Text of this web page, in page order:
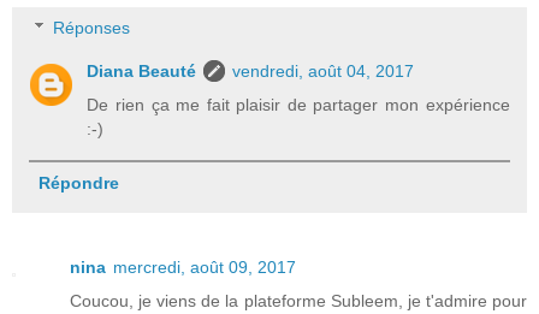
Réponses
Diana Beauté
vendredi, août 04, 2017
De rien ça me fait plaisir de partager mon expérience
:-)
Répondre
nina mercredi, août 09, 2017
Coucou, je viens de la plateforme Subleem, je t'admire pour